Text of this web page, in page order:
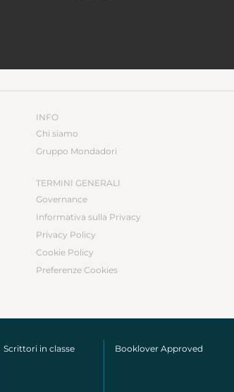
INFO
Chi siamo
Gruppo Mondadori
TERMINI GENERALI
Governance
Informativa sulla Privacy
Privacy Policy
Cookie Policy
Preferenze Cookies
Scrittori in classe Booklover Approved